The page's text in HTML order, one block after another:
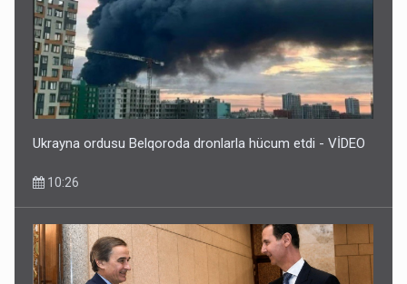
Ukrayna ordusu Belqoroda dronlarla hücum etdi - VİDEO
10:26